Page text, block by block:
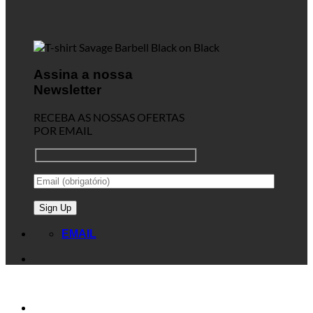
Assina a nossa
Newsletter
RECEBA AS NOSSAS OFERTAS
POR EMAIL
EMAIL